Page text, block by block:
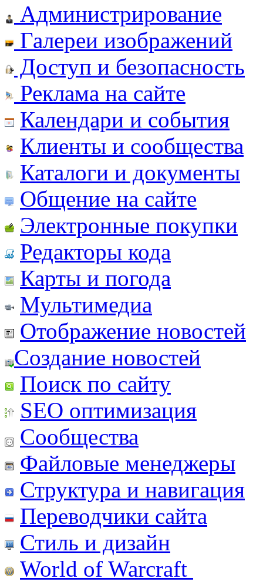
Администрирование
Галереи изображений
Доступ и безопасность
Реклама на сайте
Календари и события
Клиенты и сообщества
Каталоги и документы
Общение на сайте
Электронные покупки
Редакторы кода
Карты и погода
Мультимедиа
Отображение новостей
Создание новостей
Поиск по сайту
SEO оптимизация
Сообщества
Файловые менеджеры
Структура и навигация
Переводчики сайта
Стиль и дизайн
World of Warcraft